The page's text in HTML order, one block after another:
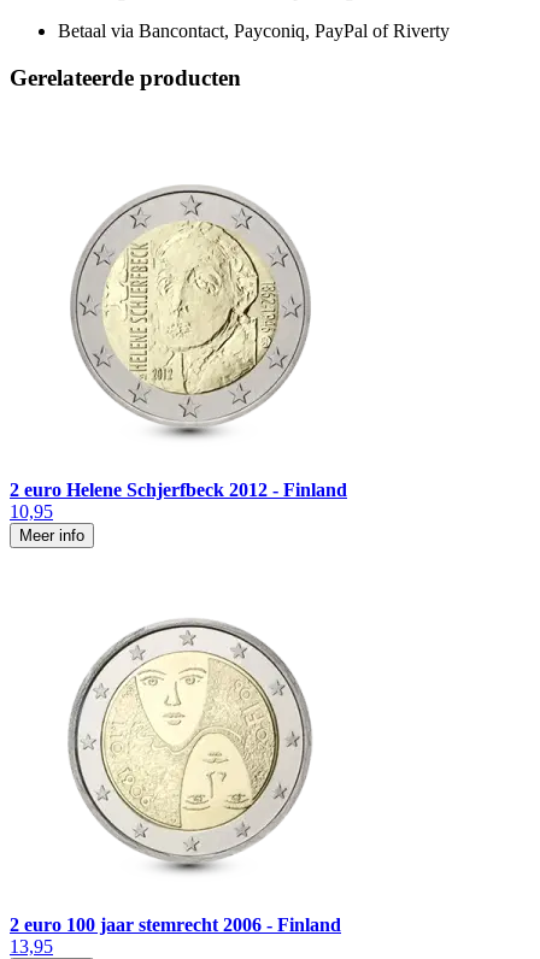
Betaal via Bancontact, Payconiq, PayPal of Riverty
Gerelateerde producten
2 euro Helene Schjerfbeck 2012 - Finland
10,95
Meer info
2 euro 100 jaar stemrecht 2006 - Finland
13,95